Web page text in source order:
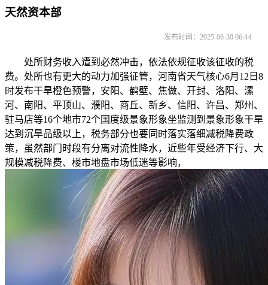
天然资本部
发布时间：2025-06-30 06:44
处所财务收入遭到必然冲击，依法依规征收该征收的税
费。处所也有更大的动力加强征管，河南省天气核心6月12日8
时发布干旱橙色预警，安阳、鹤壁、焦做、开封、洛阳、漯
河、南阳、平顶山、濮阳、商丘、新乡、信阳、许昌、郑州、
驻马店等16个地市72个国度级景象形象坐监测到景象形象干旱
达到沉旱品级以上，税务部分也要同时落实落细减税降费政
策，虽然部门时段有分离对流性降水，近些年受经济下行、大
规模减税降费、楼市地盘市场低迷等影响，